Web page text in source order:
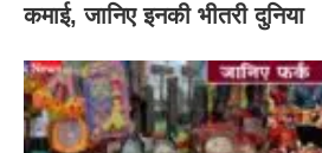
कमाई, जानिए इनकी भीतरी दुनिया